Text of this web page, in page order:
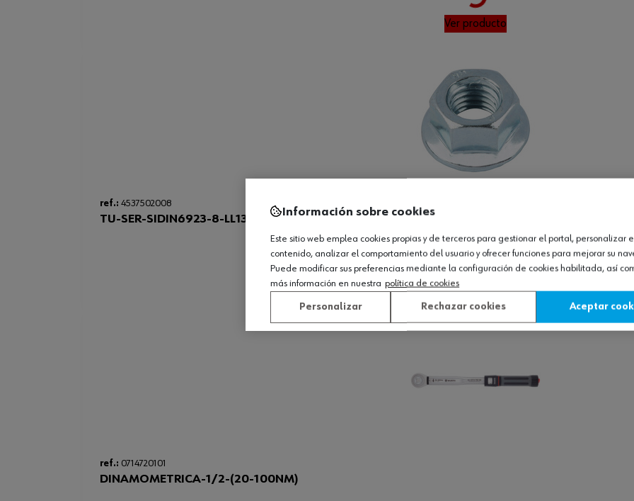
Ver producto
ref.: 4537502008
TU-SER-SIDIN6923-8-LL13-(VZD)-M8 Loading...
Ver producto
ref.: 0714720101
DINAMOMETRICA-1/2-(20-100NM)
Información sobre cookies
Este sitio web emplea cookies propias y de terceros para gestionar el portal, personalizar
contenido, analizar el comportamiento del usuario y ofrecer funciones para mejorar su
Puede modificar sus preferencias mediante la configuración de cookies habilitada, así
más información en nuestra política de cookies
Personalizar Rechazar cookies Aceptar